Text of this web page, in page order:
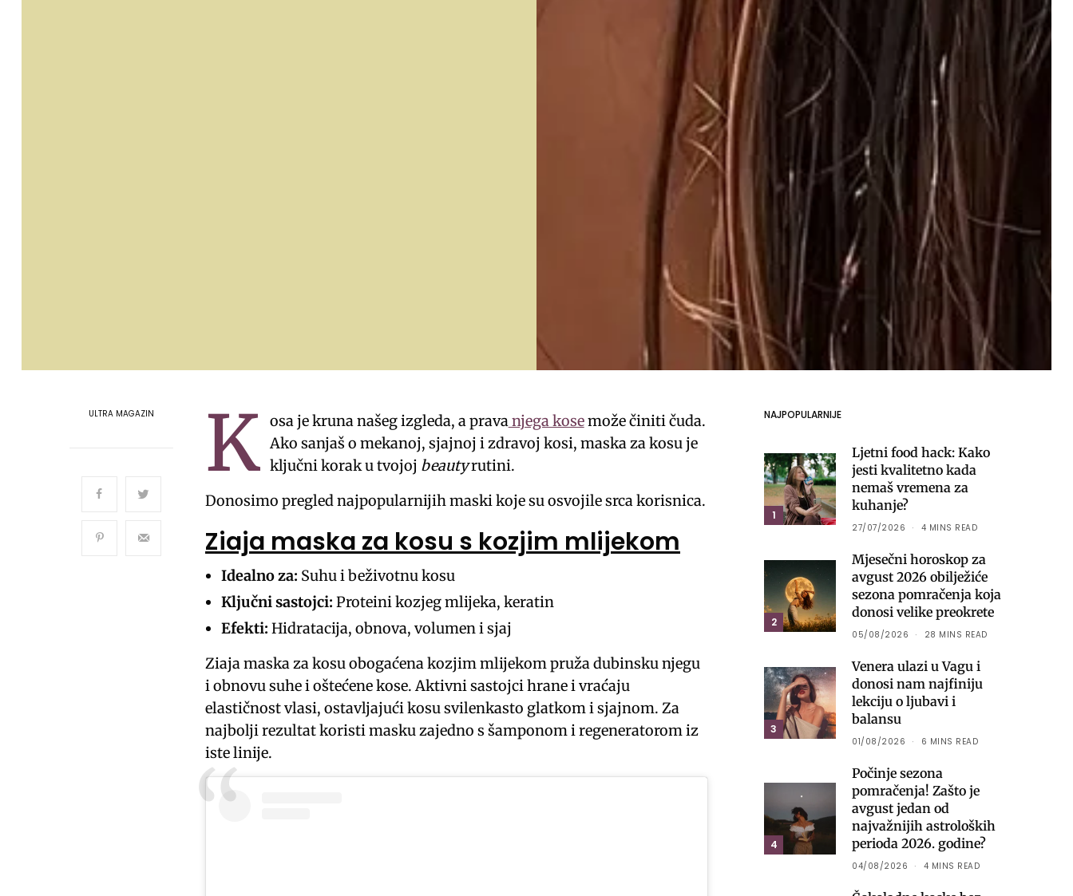
ULTRA MAGAZIN K osa je kruna našeg izgleda, a pravanjega kosemože činiti čuda.
Ako sanjaš o mekanoj, sjajnoj i zdravoj kosi, maska za kosu je
ključni korak u tvojoj beautyrutini.
Donosimo pregled najpopularnijih maski koje su osvojile srca korisnica.
Ziaja maska za kosu s kozjim mlijekom
Idealno za: Suhu i beživotnu kosu
Ključni sastojci: Proteini kozjeg mlijeka, keratin
Efekti: Hidratacija, obnova, volumen i sjaj
Ziaja maska za kosu obogaćena kozjim mlijekom pruža dubinsku njegu
i obnovu suhe i oštećene kose. Aktivni sastojci hrane i vraćaju
elastičnost vlasi, ostavljajući kosu svilenkasto glatkom i sjajnom. Za
najbolji rezultat koristi masku zajedno s šamponom i regeneratorom iz
iste linije.
NAJPOPULARNIJE
1
Ljetni food hack: Kako
jesti kvalitetno kada
nemaš vremena za
kuhanje?
27/07/2026 4 MINS READ
2
Mjesečni horoskop za
avgust 2026 obilježiće
sezona pomračenja koja
donosi velike preokrete
05/08/2026 28 MINS READ
3
Venera ulazi u Vagu i
donosi nam najfiniju
lekciju o ljubavi i
balansu
01/08/2026 6 MINS READ
4
Počinje sezona
pomračenja! Zašto je
avgust jedan od
najvažnijih astroloških
perioda 2026. godine?
04/08/2026 4 MINS READ